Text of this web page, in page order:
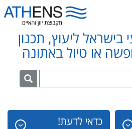
ליעוץ, תכנון
או טיול באתונה
כדאי לדעת!